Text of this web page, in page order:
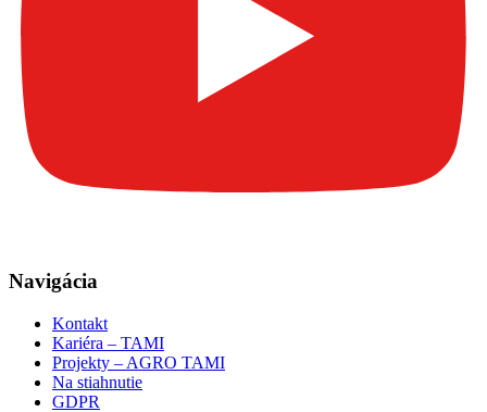
Navigácia
Kontakt
Kariéra – TAMI
Projekty – AGRO TAMI
Na stiahnutie
GDPR